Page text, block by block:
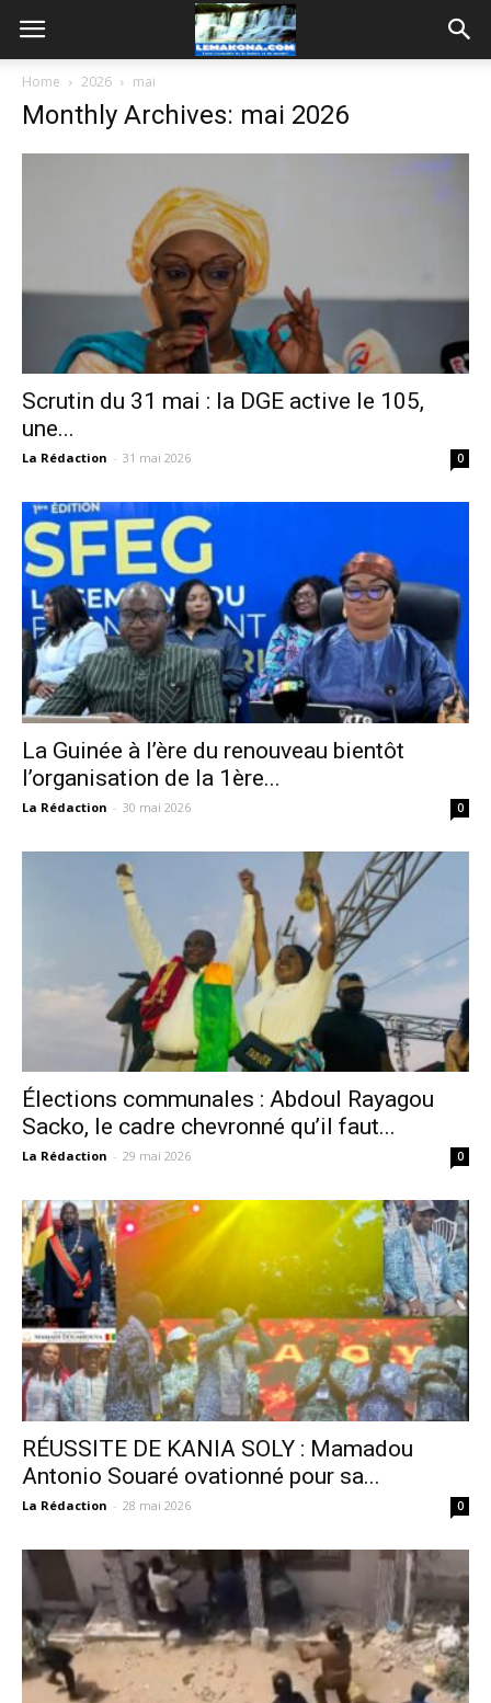
Home 2026 mai
Monthly Archives: mai 2026
Scrutin du 31 mai : la DGE active le 105,
une...
La Rédaction - 31 mai 2026 0
La Guinée à l’ère du renouveau bientôt
l’organisation de la 1ère...
La Rédaction - 30 mai 2026 0
Élections communales : Abdoul Rayagou
Sacko, le cadre chevronné qu’il faut...
La Rédaction - 29 mai 2026 0
RÉUSSITE DE KANIA SOLY : Mamadou
Antonio Souaré ovationné pour sa...
La Rédaction - 28 mai 2026 0